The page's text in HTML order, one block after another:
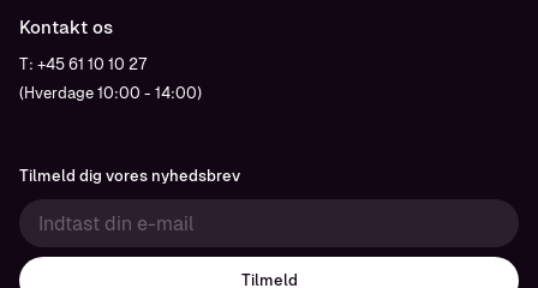
Kontakt os
T: +45 61 10 10 27
(Hverdage 10:00 - 14:00)
Tilmeld dig vores nyhedsbrev
Tilmeld